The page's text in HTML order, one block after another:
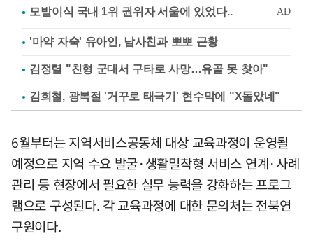
'마약 자숙' 유아인, 남사친과 뽀뽀 근황
김정렬 "친형 군대서 구타로 사망…유골 못 찾아"
김희철, 광복절 '거꾸로 태극기' 현수막에 "X돌았네"
6월부터는 지역서비스공동체 대상 교육과정이 운영될
예정으로 지역 수요 발굴·생활밀착형 서비스 연계·사례
관리 등 현장에서 필요한 실무 능력을 강화하는 프로그
램으로 구성된다. 각 교육과정에 대한 문의처는 전북연
구원이다.